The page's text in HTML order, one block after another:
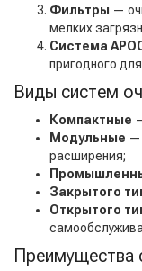
Фильтры —
мелких
Система
пригодного
Виды систем
Компактные
Модульные —
расширения;
Закрытого
Открытого
Преимущества